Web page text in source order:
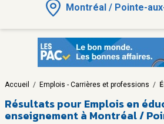
Montréal / Pointe-
Accueil / Emplois - Carrières et professions /
Résultats pour Emplois en
enseignement à Montréal /